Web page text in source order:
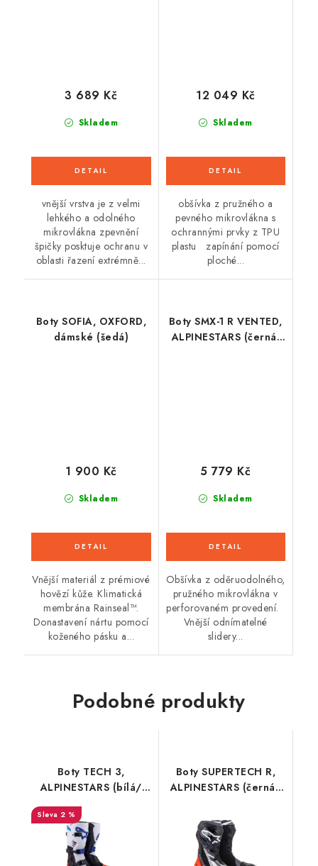
Skladem
3 689 Kč
vnější vrstva je z velmi
lehkého a odolného
mikrovlákna zpevnění
špičky posktuje ochranu v
oblasti řazení extrémně...
Skladem
12 049 Kč
obšívka z pružného a
pevného mikrovlákna s
ochrannými prvky z TPU
plastu zapínání pomocí
ploché...
Boty SOFIA, OXFORD,
dámské (šedá)
Skladem
1 900 Kč
Vnější materiál z prémiové
hovězí kůže. Klimatická
membrána Rainseal™.
Donastavení nártu pomocí
koženého pásku a...
Boty SMX-1 R VENTED,
ALPINESTARS (černá,
Skladem
5 779 Kč
Obšívka z oděruodolného,
pružného mikrovlákna v
perforovaném provedení.
Vnější odnímatelné
slidery...
Podobné produkty
Boty TECH 3,
ALPINESTARS (bílá/
2026
2 %
Boty SUPERTECH R,
ALPINESTARS (černá/
šedá) 2026